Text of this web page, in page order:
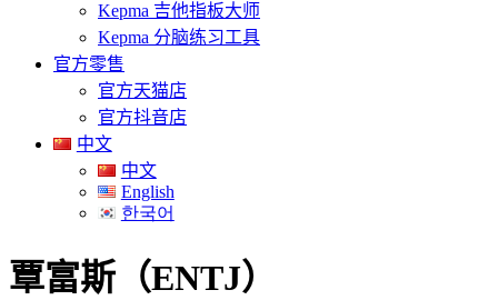
Kepma 吉他指板大师
Kepma 分脑练习工具
官方零售
官方天猫店
官方抖音店
中文
中文
English
한국어
覃富斯（ENTJ）